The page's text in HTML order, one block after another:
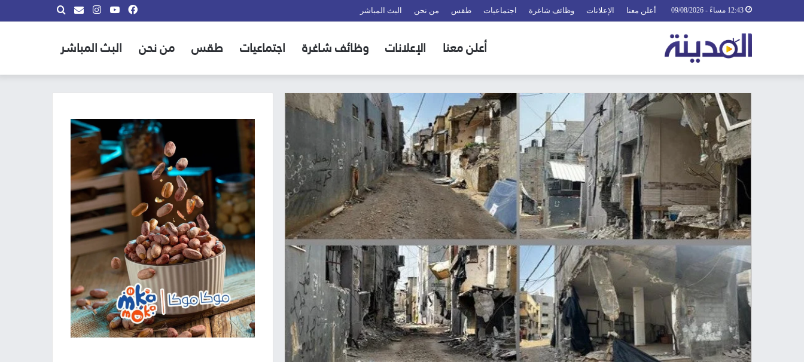
أعلن معنا الإعلانات وظائف شاغرة اجتماعيات طقس من نحن البث المباشر بحث
info@almadina.tvانستقراميوتيوب
فيسبوك
أعلن معنا الإعلانات وظائف شاغرة اجتماعيات طقس من نحن البث المباشر